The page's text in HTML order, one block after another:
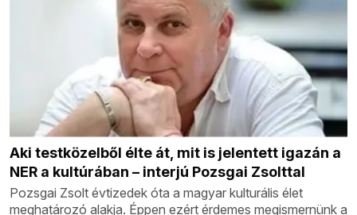
Aki testközelből élte át, mit is jelentett igazán a
NER a kultúrában – interjú Pozsgai Zsolttal
Pozsgai Zsolt évtizedek óta a magyar kulturális élet
meghatározó alakja. Éppen ezért érdemes megismernünk a